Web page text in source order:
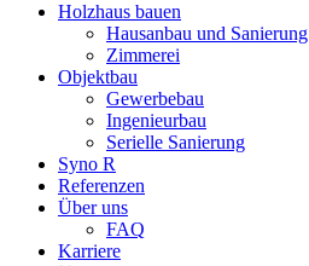
Holzhaus bauen
Hausanbau und Sanierung
Zimmerei
Objektbau
Gewerbebau
Ingenieurbau
Serielle Sanierung
Syno R
Referenzen
Über uns
FAQ
Karriere